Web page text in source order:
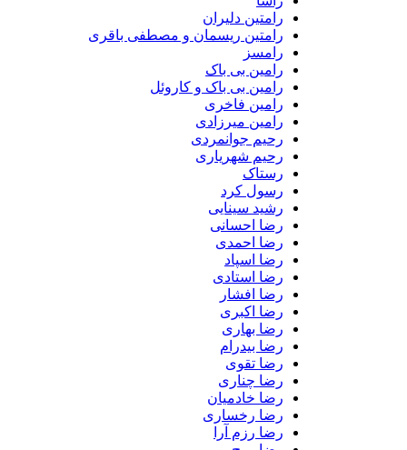
رامتین دلیران
رامتین ریسمان و مصطفی باقری
رامسز
رامین بی باک
رامین بی باک و کاروئل
رامین فاخری
رامین میرزادی
رحیم جوانمردی
رحیم شهریاری
رستاک
رسول کرد
رشید سینایی
رضا احسانی
رضا احمدی
رضا اسپاد
رضا استادی
رضا افشار
رضا اکبری
رضا بهاری
رضا بیدرام
رضا تقوی
رضا چناری
رضا خادمیان
رضا رخساری
رضا رزم آرا